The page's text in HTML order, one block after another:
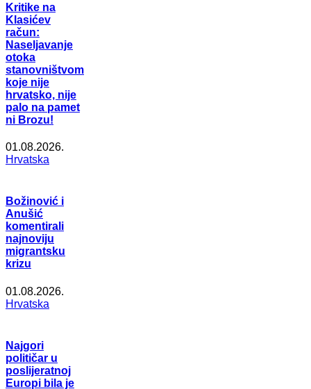
Kritike na
Klasićev
račun:
Naseljavanje
otoka
stanovništvom
koje nije
hrvatsko, nije
palo na pamet
ni Brozu!
01.08.2026.
Hrvatska
Božinović i
Anušić
komentirali
najnoviju
migrantsku
krizu
01.08.2026.
Hrvatska
Najgori
političar u
poslijeratnoj
Europi bila je